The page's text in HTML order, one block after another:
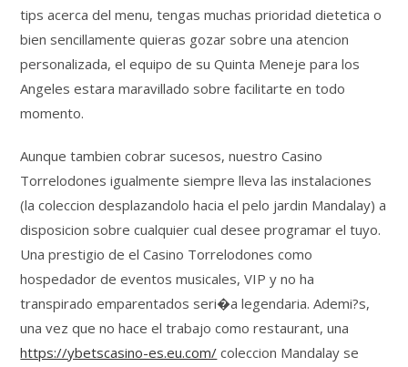
tips acerca del menu, tengas muchas prioridad dietetica o
bien sencillamente quieras gozar sobre una atencion
personalizada, el equipo de su Quinta Meneje para los
Angeles estara maravillado sobre facilitarte en todo
momento.
Aunque tambien cobrar sucesos, nuestro Casino
Torrelodones igualmente siempre lleva las instalaciones
(la coleccion desplazandolo hacia el pelo jardin Mandalay) a
disposicion sobre cualquier cual desee programar el tuyo.
Una prestigio de el Casino Torrelodones como
hospedador de eventos musicales, VIP y no ha
transpirado emparentados seri�a legendaria. Ademi?s,
una vez que no hace el trabajo como restaurant, una
https://ybetscasino-es.eu.com/ coleccion Mandalay se